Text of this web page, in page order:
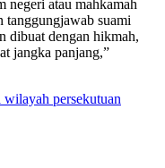
negeri atau mahkamah
tanggungjawab suami
dibuat dengan hikmah,
jangka panjang,”
persekutuan